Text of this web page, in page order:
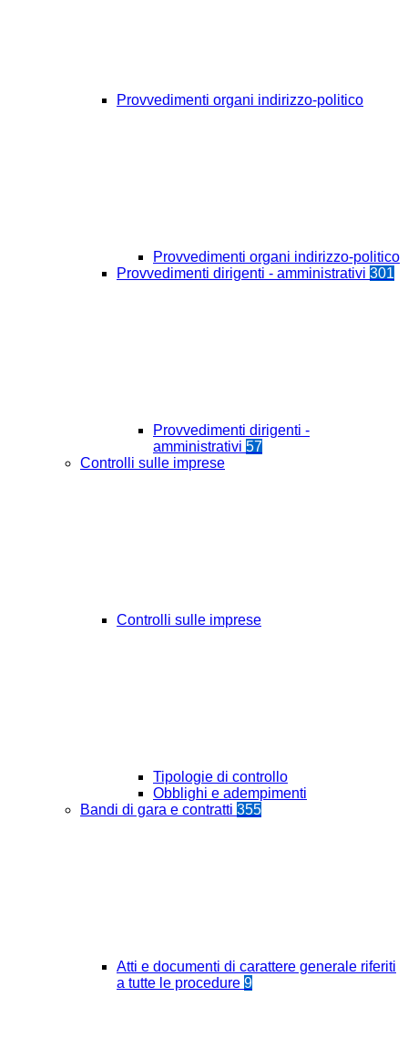
Provvedimenti organi indirizzo-politico
Provvedimenti organi indirizzo-politico
Provvedimenti dirigenti - amministrativi 301
Provvedimenti dirigenti -
amministrativi 57
Controlli sulle imprese
Controlli sulle imprese
Tipologie di controllo
Obblighi e adempimenti
Bandi di gara e contratti 355
Atti e documenti di carattere generale riferiti
a tutte le procedure 9